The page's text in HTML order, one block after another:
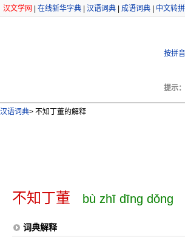
汉文学网 在线新华字典 汉语词典 成语词典 中文转
按拼
提示：
汉语词典> 不知丁董的解释
不知丁董 bù zhī dīng dǒng
词典解释